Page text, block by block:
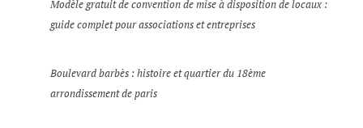
Modèle gratuit de convention de mise à disposition de locaux :
guide complet pour associations et entreprises
Boulevard barbès : histoire et quartier du 18ème
arrondissement de paris